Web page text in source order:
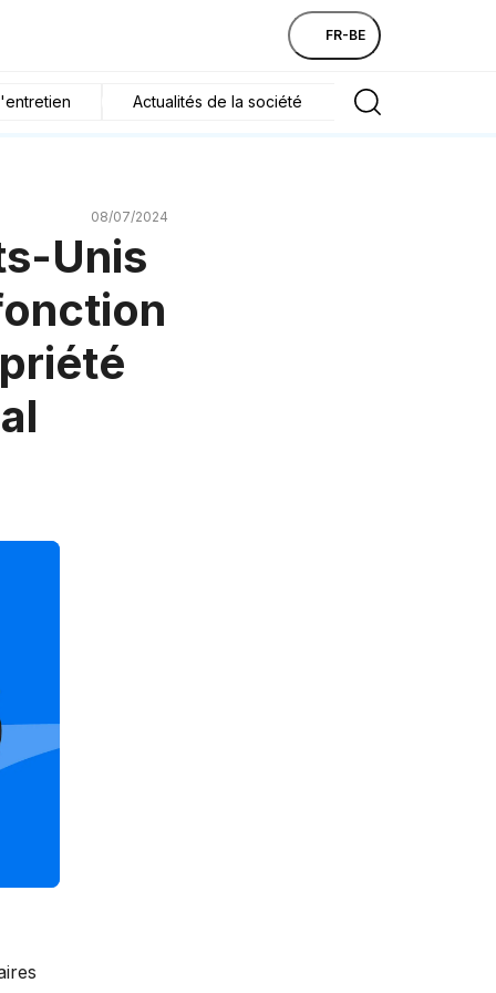
FR-BE
Actualités de la société
08/07/2024
Unis